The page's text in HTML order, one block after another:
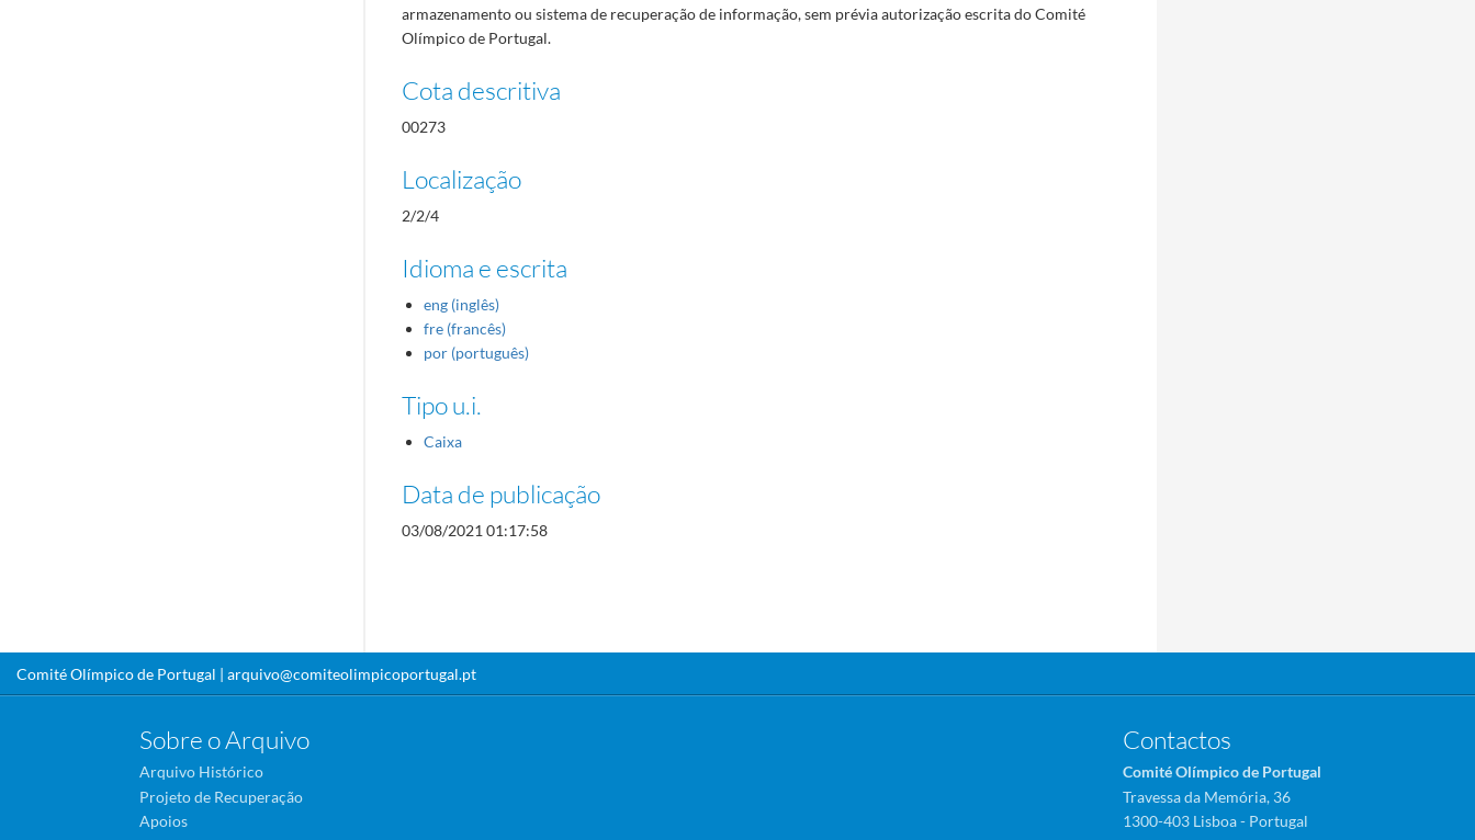
armazenamento ou sistema de recuperação de informação, sem prévia autorização escrita do Comité
Olímpico de Portugal.
Cota descritiva
00273
Localização
2/2/4
Idioma e escrita
eng (inglês)
fre (francês)
por (português)
Tipo u.i.
Caixa
Data de publicação
03/08/2021 01:17:58
Comité Olímpico de Portugal | arquivo@comiteolimpicoportugal.pt
Sobre o Arquivo
Arquivo Histórico
Projeto de Recuperação
Apoios
Contactos
Comité Olímpico de Portugal
Travessa da Memória, 36
1300-403 Lisboa - Portugal